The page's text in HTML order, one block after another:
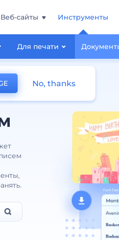
Веб-сайты Инструменты
Для печати
No, thanks